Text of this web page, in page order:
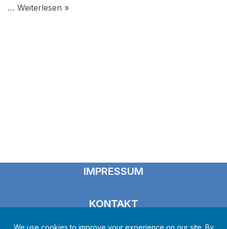
… Weiterlesen »
IMPRESSUM
KONTAKT